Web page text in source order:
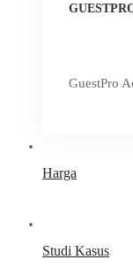
GuestPro
Harga
Studi Kasus